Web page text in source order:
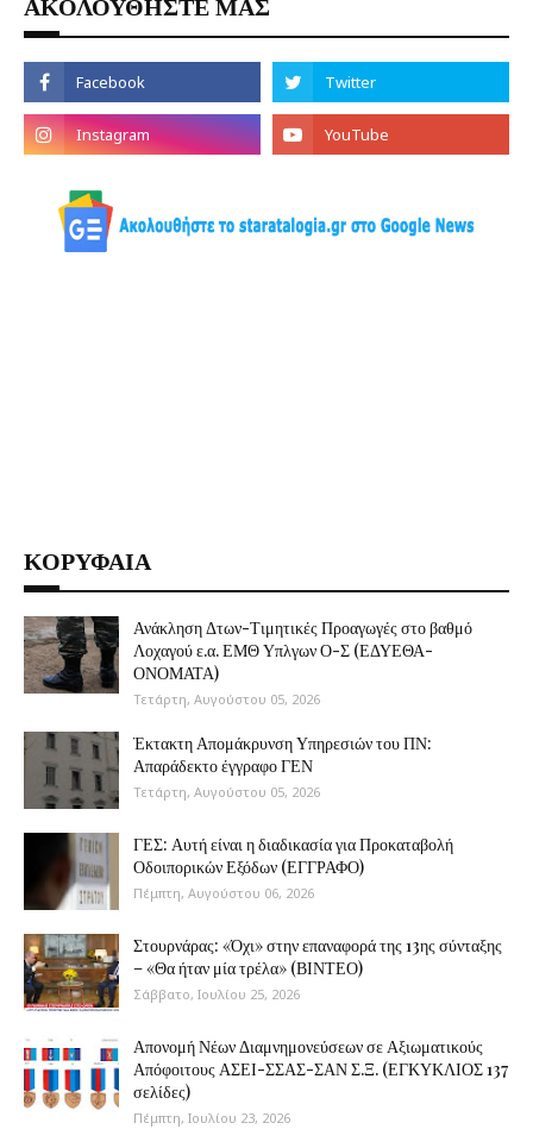
ΚΟΡΥΦΑΙΑ
Ανάκληση Δτων-Τιμητικές Προαγωγές στο βαθμό
Λοχαγού ε.α. ΕΜΘ Υπλγων Ο-Σ (ΕΔΥΕΘΑ-
ΟΝΟΜΑΤΑ)
Τετάρτη, Αυγούστου 05, 2026
Έκτακτη Απομάκρυνση Υπηρεσιών του ΠΝ:
Απαράδεκτο έγγραφο ΓΕΝ
Τετάρτη, Αυγούστου 05, 2026
ΓΕΣ: Αυτή είναι η διαδικασία για Προκαταβολή
Οδοιπορικών Εξόδων (ΕΓΓΡΑΦΟ)
Πέμπτη, Αυγούστου 06, 2026
Στουρνάρας: «Όχι» στην επαναφορά της 13ης σύνταξης
– «Θα ήταν μία τρέλα» (ΒΙΝΤΕΟ)
Σάββατο, Ιουλίου 25, 2026
Απονομή Νέων Διαμνημονεύσεων σε Αξιωματικούς
Απόφοιτους ΑΣΕΙ-ΣΣΑΣ-ΣΑΝ Σ.Ξ. (ΕΓΚΥΚΛΙΟΣ 137
σελίδες)
Πέμπτη, Ιουλίου 23, 2026